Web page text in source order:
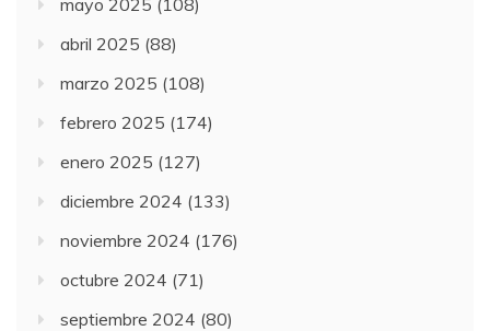
abril 2025 (88)
marzo 2025 (108)
febrero 2025 (174)
enero 2025 (127)
diciembre 2024 (133)
noviembre 2024 (176)
octubre 2024 (71)
septiembre 2024 (80)